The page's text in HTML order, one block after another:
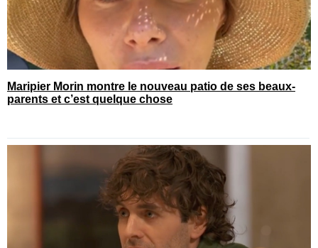
Maripier Morin montre le nouveau patio de ses beaux-
parents et c’est quelque chose